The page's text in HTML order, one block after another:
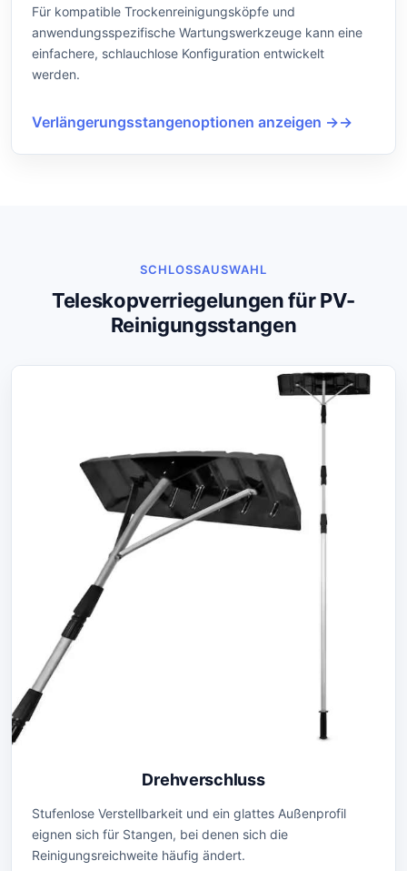
Für kompatible Trockenreinigungsköpfe und
anwendungsspezifische Wartungswerkzeuge kann eine
einfachere, schlauchlose Konfiguration entwickelt
werden.
Verlängerungsstangenoptionen anzeigen →
SCHLOSSAUSWAHL
Teleskopverriegelungen für PV-
Reinigungsstangen
Drehverschluss
Stufenlose Verstellbarkeit und ein glattes Außenprofil
eignen sich für Stangen, bei denen sich die
Reinigungsreichweite häufig ändert.